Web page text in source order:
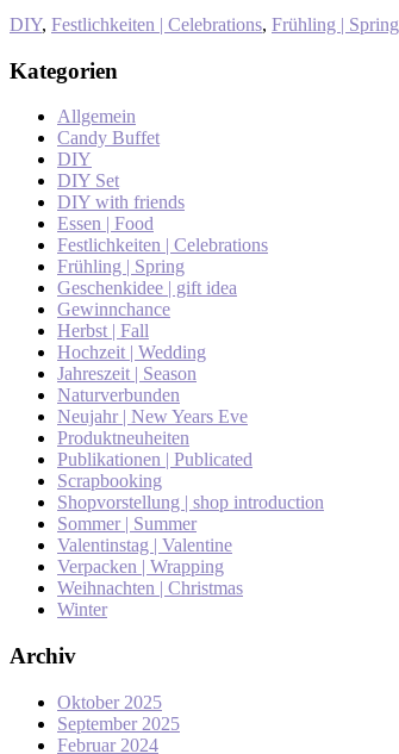
DIY, Festlichkeiten | Celebrations, Frühling | Spring
Kategorien
Allgemein
Candy Buffet
DIY
DIY Set
DIY with friends
Essen | Food
Festlichkeiten | Celebrations
Frühling | Spring
Geschenkidee | gift idea
Gewinnchance
Herbst | Fall
Hochzeit | Wedding
Jahreszeit | Season
Naturverbunden
Neujahr | New Years Eve
Produktneuheiten
Publikationen | Publicated
Scrapbooking
Shopvorstellung | shop introduction
Sommer | Summer
Valentinstag | Valentine
Verpacken | Wrapping
Weihnachten | Christmas
Winter
Archiv
Oktober 2025
September 2025
Februar 2024